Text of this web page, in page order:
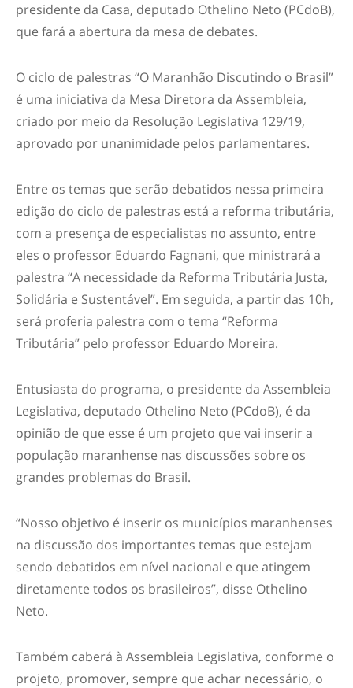
presidente da Casa, deputado Othelino Neto (PCdoB),
que fará a abertura da mesa de debates.
O ciclo de palestras “O Maranhão Discutindo o Brasil”
é uma iniciativa da Mesa Diretora da Assembleia,
criado por meio da Resolução Legislativa 129/19,
aprovado por unanimidade pelos parlamentares.
Entre os temas que serão debatidos nessa primeira
edição do ciclo de palestras está a reforma tributária,
com a presença de especialistas no assunto, entre
eles o professor Eduardo Fagnani, que ministrará a
palestra “A necessidade da Reforma Tributária Justa,
Solidária e Sustentável”. Em seguida, a partir das 10h,
será proferia palestra com o tema “Reforma
Tributária” pelo professor Eduardo Moreira.
Entusiasta do programa, o presidente da Assembleia
Legislativa, deputado Othelino Neto (PCdoB), é da
opinião de que esse é um projeto que vai inserir a
população maranhense nas discussões sobre os
grandes problemas do Brasil.
“Nosso objetivo é inserir os municípios maranhenses
na discussão dos importantes temas que estejam
sendo debatidos em nível nacional e que atingem
diretamente todos os brasileiros”, disse Othelino
Neto.
Também caberá à Assembleia Legislativa, conforme o
projeto, promover, sempre que achar necessário, o